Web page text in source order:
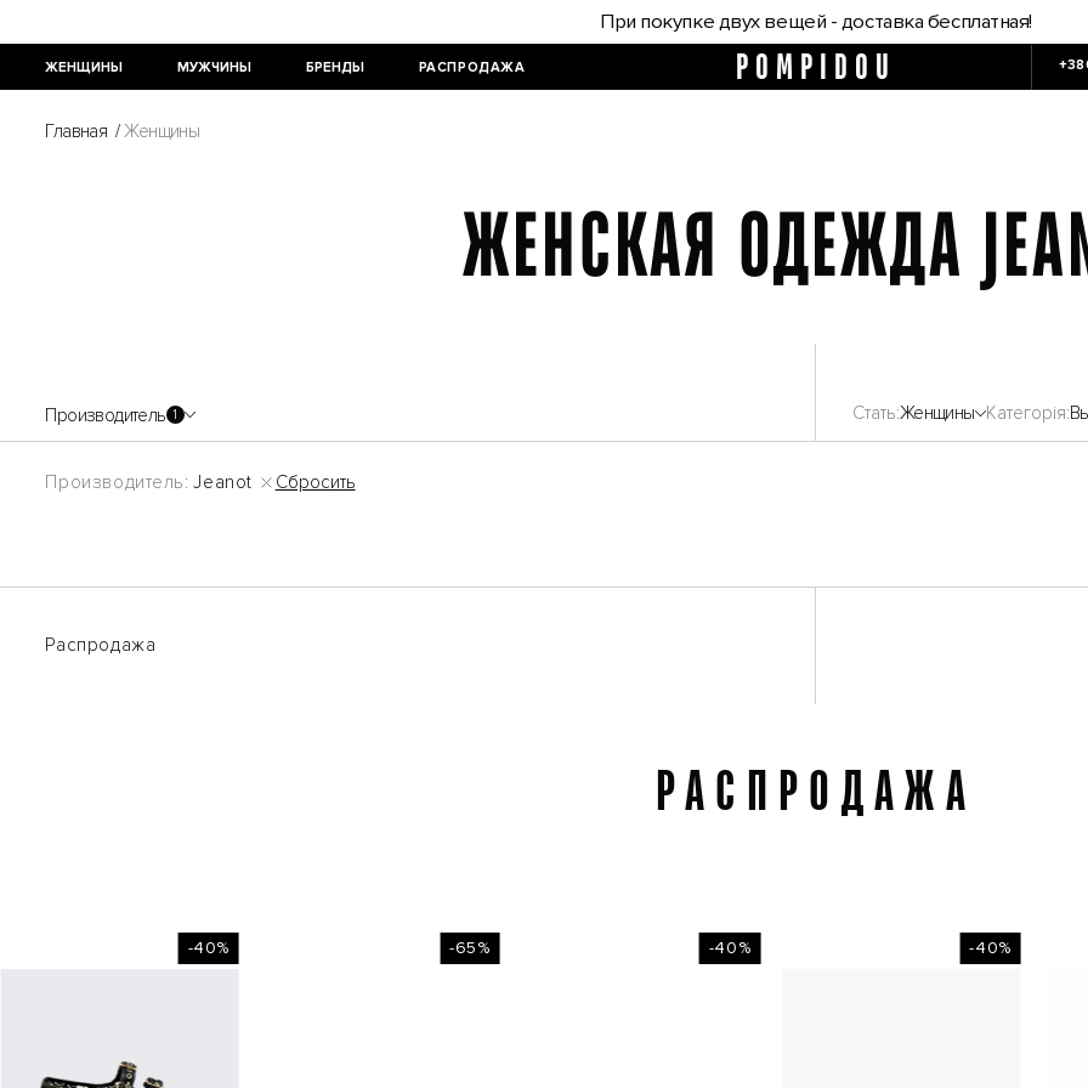
При покупке двух вещей - доставка бесплатная!
ЖЕНЩИНЫ МУЖЧИНЫ БРЕНДЫ РАСПРОДАЖА POMPIDOU
Главная / Женщины
ЖЕНСКАЯ ОДЕЖДА
Производитель 1 Стать Женщины Категорія
Производитель: Jeanot Сбросить
Распродажа
РАСПРОДАЖА
-40% -65% -40% -40%